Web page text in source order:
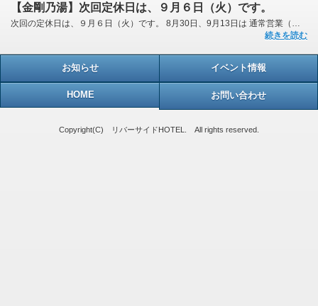
【金剛乃湯】次回定休日は、９月６日（火）です。
次回の定休日は、９月６日（火）です。 8月30日、9月13日は 通常営業（午前10時～午後23時 最終受...
続きを読む
お知らせ イベント情報
HOME お問い合わせ
Copyright(C) リバーサイドHOTEL. All rights reserved.